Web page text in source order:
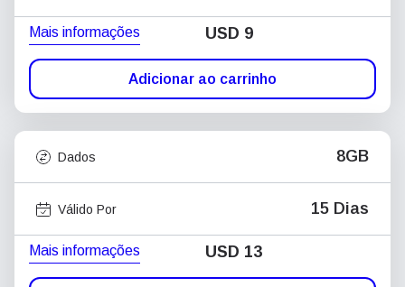
Mais informações USD 9
Adicionar ao carrinho
Dados 8GB
Válido Por 15 Dias
Mais informações USD 13